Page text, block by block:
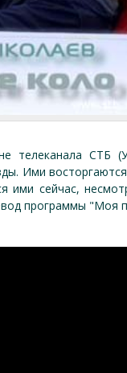
СТБ
Ими
ими сейчас,
программы "Моя